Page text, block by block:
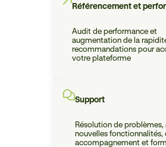
Référencement et
Audit de performance et
augmentation de la
recommandations pour
votre plateforme
Support
Résolution de problèmes,
nouvelles fonctionnalités,
accompagnement et